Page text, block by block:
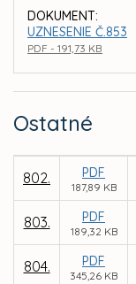
DOKUMENT:
UZNESENIE Č.853
PDF - 191,73 KB
Ostatné
802. PDF
187,89 KB
803. PDF
189,32 KB
804. PDF
345,26 KB